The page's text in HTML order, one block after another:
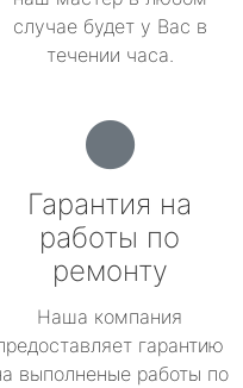
случае будет у Вас в
течении часа.
Гарантия на
работы по
ремонту
Наша компания
гарантию
выполненые работы по